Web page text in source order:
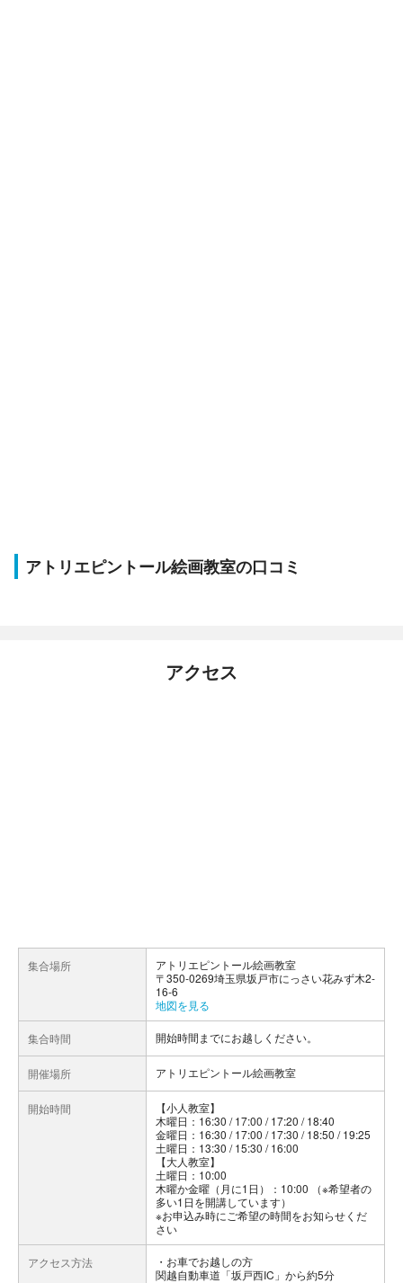
アトリエピントール絵画教室の口コミ
アクセス
集合場所
アトリエピントール絵画教室
〒350-0269埼玉県坂戸市にっさい花みず木2-
16-6
地図を見る
集合時間 開始時間までにお越しください。
開催場所 アトリエピントール絵画教室
開始時間
【小人教室】
木曜日：16:30 / 17:00 / 17:20 / 18:40
金曜日：16:30 / 17:00 / 17:30 / 18:50 / 19:25
土曜日：13:30 / 15:30 / 16:00
【大人教室】
土曜日：10:00
木曜か金曜（月に1日）：10:00 （※希望者の
多い1日を開講しています）
※お申込み時にご希望の時間をお知らせくだ
さい
アクセス方法
お車でお越しの方
関越自動車道「坂戸西IC」から約5分